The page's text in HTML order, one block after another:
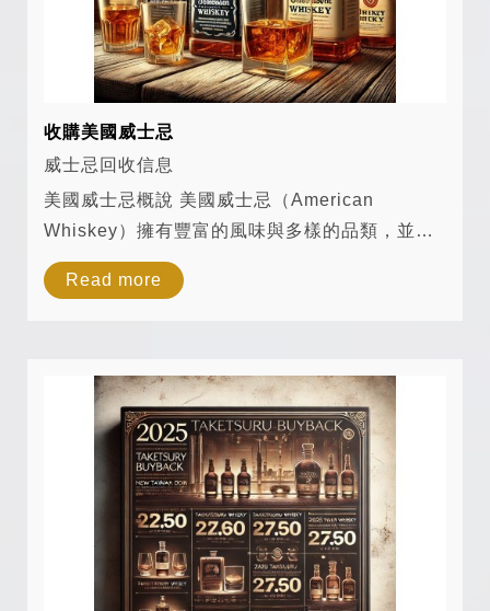
收購美國威士忌
威士忌回收信息
美國威士忌概說 美國威士忌（American
Whiskey）擁有豐富的風味與多樣的品類，並受
到嚴格的法律規範。美國威士忌主要以玉米、黑
麥、小麥、大麥等穀物為原料，經過蒸餾、橡木
Read more